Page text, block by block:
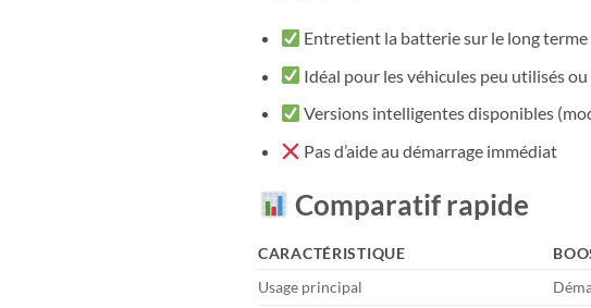
Entretient la batterie sur le long terme
Idéal pour les véhicules peu utilisés
Versions intelligentes disponibles
Pas d’aide au démarrage immédiat
Comparatif rapide
CARACTÉRISTIQUE
Usage principal